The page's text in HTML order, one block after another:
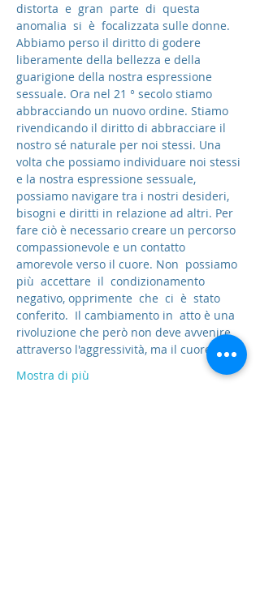
distorta  e  gran  parte  di  questa
anomalia  si  è  focalizzata sulle donne.
Abbiamo perso il diritto di godere
liberamente della bellezza e della
guarigione della nostra espressione
sessuale. Ora nel 21 ° secolo stiamo
abbracciando un nuovo ordine. Stiamo
rivendicando il diritto di abbracciare il
nostro sé naturale per noi stessi. Una
volta che possiamo individuare noi stessi
e la nostra espressione sessuale,
possiamo navigare tra i nostri desideri,
bisogni e diritti in relazione ad altri. Per
fare ciò è necessario creare un percorso
compassionevole e un contatto
amorevole verso il cuore. Non  possiamo
più  accettare  il  condizionamento
negativo, opprimente  che  ci  è  stato
conferito.  Il cambiamento in  atto è una
rivoluzione che però non deve avvenire
attraverso l'aggressività, ma il cuore at…
Mostra di più